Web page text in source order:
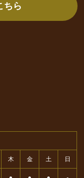
ちら
木 金 土 日